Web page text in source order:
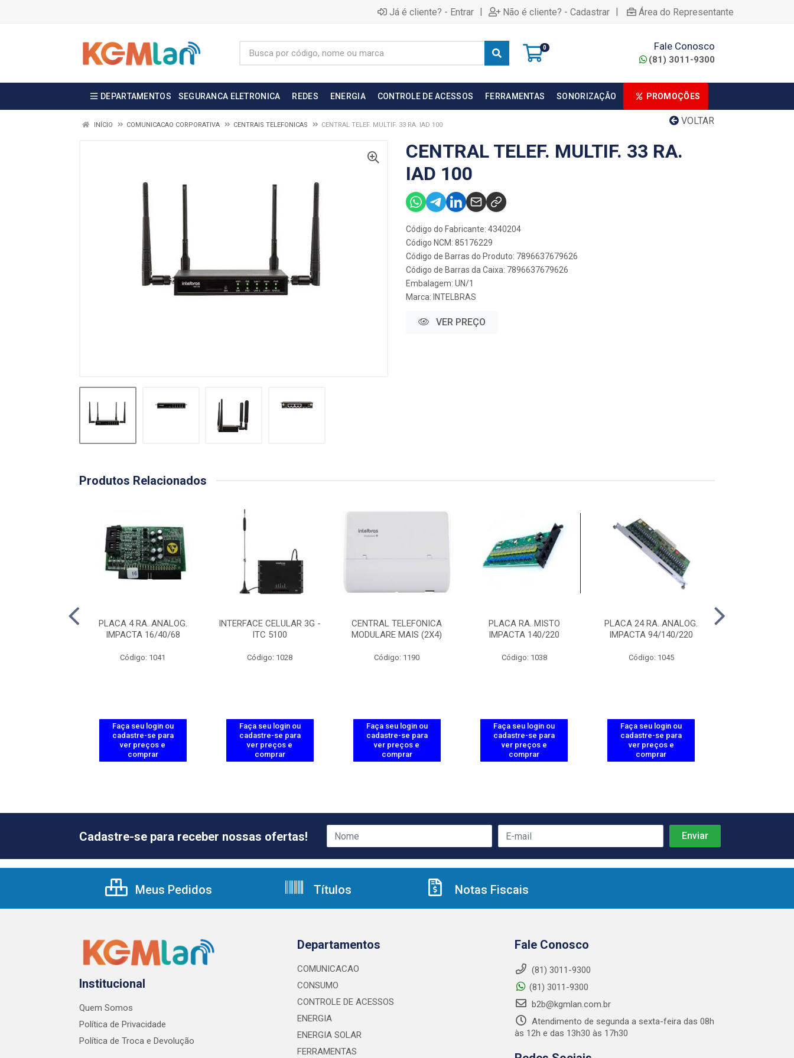
Já é cliente? - Entrar | Não é cliente? - Cadastrar | Área do Representante
0 Fale Conosco
(81) 3011-9300
DEPARTAMENTOS SEGURANCA ELETRONICA REDES ENERGIA CONTROLE DE ACESSOS FERRAMENTAS SONORIZAÇÃO PROMOÇÕES
VOLTAR
INÍCIO COMUNICACAO CORPORATIVA CENTRAIS TELEFONICAS CENTRAL TELEF. MULTIF. 33 RA. IAD 100
CENTRAL TELEF. MULTIF. 33 RA.
IAD 100
Código do Fabricante: 4340204
Código NCM: 85176229
Código de Barras do Produto: 7896637679626
Código de Barras da Caixa: 7896637679626
Embalagem: UN/1
Marca: INTELBRAS
VER PREÇO
Produtos Relacionados
PLACA 4 RA. ANALOG.
IMPACTA 16/40/68
Código: 1041
Faça seu login ou
cadastre-se para
ver preços e
comprar
INTERFACE CELULAR 3G -
ITC 5100
Código: 1028
Faça seu login ou
cadastre-se para
ver preços e
comprar
CENTRAL TELEFONICA
MODULARE MAIS (2X4)
Código: 1190
Faça seu login ou
cadastre-se para
ver preços e
comprar
PLACA RA. MISTO
IMPACTA 140/220
Código: 1038
Faça seu login ou
cadastre-se para
ver preços e
comprar
PLACA 24 RA. ANALOG.
IMPACTA 94/140/220
Código: 1045
Faça seu login ou
cadastre-se para
ver preços e
comprar
Cadastre-se para receber nossas ofertas!
Meus Pedidos Títulos Notas Fiscais
Institucional
Quem Somos
Política de Privacidade
Política de Troca e Devolução
Departamentos
COMUNICACAO
CONSUMO
CONTROLE DE ACESSOS
ENERGIA
ENERGIA SOLAR
FERRAMENTAS
Fale Conosco
(81) 3011-9300
(81) 3011-9300
b2b@kgmlan.com.br
Atendimento de segunda a sexta-feira das 08h
às 12h e das 13h30 às 17h30